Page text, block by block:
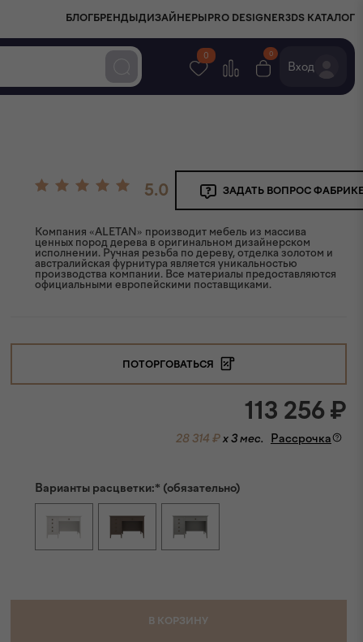
БЛОГ БРЕНДЫ ДИЗАЙНЕРЫ PRO DESIGNER3DS КАТАЛОГ
0 0
Вход
5.0 ЗАДАТЬ ВОПРОС
Компания «ALETAN» производит мебель из массива
ценных пород дерева в оригинальном дизайнерском
исполнении. Ручная резьба по дереву, отделка золотом и
австралийская фурнитура является уникальностью
производства компании. Все материалы предоставляются
официальными европейскими поставщиками.
ПОТОРГОВАТЬСЯ
113 256₽
28 314 ₽x 3 мес. Рассрочка
Варианты расцветки:* (обязательно)
В КОРЗИНУ